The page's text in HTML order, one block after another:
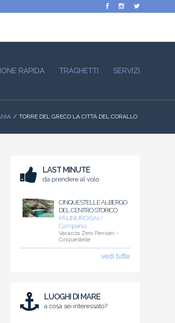
RAPIDA TRAGHETTI SERVIZI
TORRE DEL GRECO LA CITTÀ DEL CORALLO
LAST MINUTE
da prendere al volo
CINQUESTELLE ALBERGO
DEL CENTRO STORICO
PALINURO (SA) /
Campania
Vacanza Zero Pensieri -
Cinquestelle
vedi tutte
LUOGHI DI MARE
a cosa sei interessato?